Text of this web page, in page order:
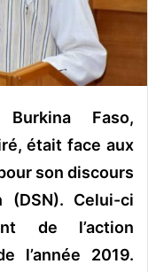
Faso,
était face aux
son discours
Celui-ci
de l’action
l’année 2019.